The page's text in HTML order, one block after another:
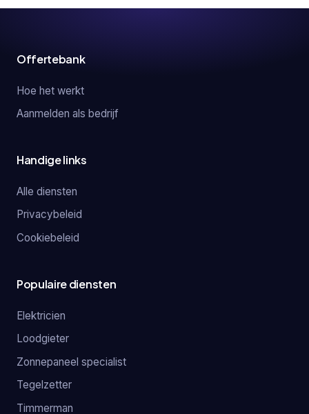
Offertebank
Hoe het werkt
Aanmelden als bedrijf
Handige links
Alle diensten
Privacybeleid
Cookiebeleid
Populaire diensten
Elektricien
Loodgieter
Zonnepaneel specialist
Tegelzetter
Timmerman